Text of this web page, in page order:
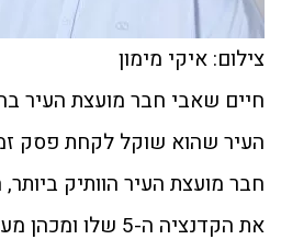
צילום: איקי מימון
חיים שאבי חבר מועצת העיר
העיר שהוא שוקל לקחת פסק
חבר מועצת העיר הוותיק